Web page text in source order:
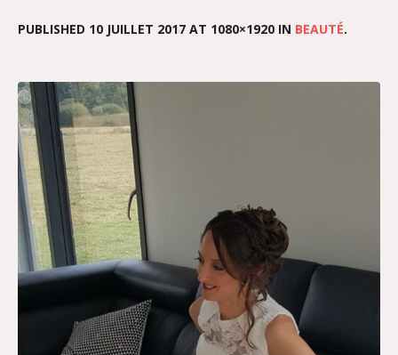
PUBLISHED 10 JUILLET 2017 AT 1080×1920 IN BEAUTÉ.